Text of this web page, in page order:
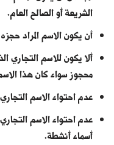
الشريعة أو الصالح العام.
أن يكون الاسم المراد
ألا يكون للاسم التجاري
محجوز سواء كان هذا
عدم احتواء الاسم
عدم احتواء الاسم
أسماء أنشطة.